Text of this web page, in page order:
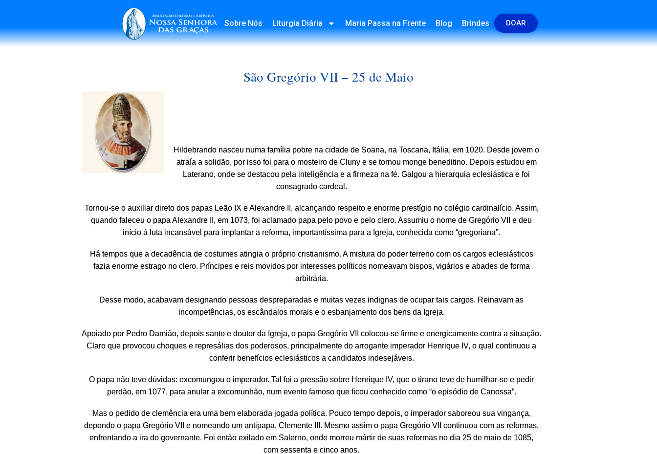
Sobre Nós Liturgia Diária Maria Passa na Frente Blog Brindes DOAR
São Gregório VII – 25 de Maio
Hildebrando nasceu numa família pobre na cidade de Soana, na Toscana, Itália, em 1020. Desde jovem o
atraía a solidão, por isso foi para o mosteiro de Cluny e se tornou monge beneditino. Depois estudou em
Laterano, onde se destacou pela inteligência e a firmeza na fé. Galgou a hierarquia eclesiástica e foi
consagrado cardeal.
Tornou-se o auxiliar direto dos papas Leão IX e Alexandre II, alcançando respeito e enorme prestígio no colégio cardinalício. Assim,
quando faleceu o papa Alexandre II, em 1073, foi aclamado papa pelo povo e pelo clero. Assumiu o nome de Gregório VII e deu
início à luta incansável para implantar a reforma, importantíssima para a Igreja, conhecida como “gregoriana”.
Há tempos que a decadência de costumes atingia o próprio cristianismo. A mistura do poder terreno com os cargos eclesiásticos
fazia enorme estrago no clero. Príncipes e reis movidos por interesses políticos nomeavam bispos, vigários e abades de forma
arbitrária.
Desse modo, acabavam designando pessoas despreparadas e muitas vezes indignas de ocupar tais cargos. Reinavam as
incompetências, os escândalos morais e o esbanjamento dos bens da Igreja.
Apoiado por Pedro Damião, depois santo e doutor da Igreja, o papa Gregório VII colocou-se firme e energicamente contra a situação.
Claro que provocou choques e represálias dos poderosos, principalmente do arrogante imperador Henrique IV, o qual continuou a
conferir benefícios eclesiásticos a candidatos indesejáveis.
O papa não teve dúvidas: excomungou o imperador. Tal foi a pressão sobre Henrique IV, que o tirano teve de humilhar-se e pedir
perdão, em 1077, para anular a excomunhão, num evento famoso que ficou conhecido como “o episódio de Canossa”.
Mas o pedido de clemência era uma bem elaborada jogada política. Pouco tempo depois, o imperador saboreou sua vingança,
depondo o papa Gregório VII e nomeando um antipapa, Clemente III. Mesmo assim o papa Gregório VII continuou com as reformas,
enfrentando a ira do governante. Foi então exilado em Salerno, onde morreu mártir de suas reformas no dia 25 de maio de 1085,
com sessenta e cinco anos.